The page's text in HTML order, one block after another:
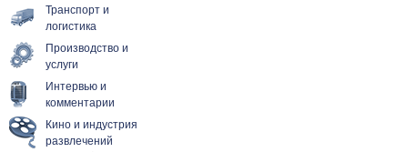
Транспорт и
логистика
Производство и
услуги
Интервью и
комментарии
Кино и индустрия
развлечений